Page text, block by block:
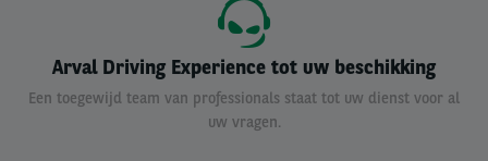
Arval Driving Experience tot uw beschikking
Een toegewijd team van professionals staat tot uw dienst voor al
uw vragen.